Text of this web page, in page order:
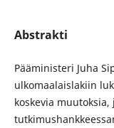
Abstrakti
Pääministeri Juha
ulkomaalaislakiin
koskevia